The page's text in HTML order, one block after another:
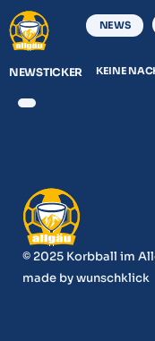
NEWS
NEWSTICKER KEINE
© 2025 Korbball im
made bywunschklick